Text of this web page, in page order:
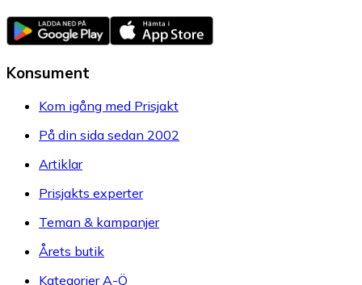
Konsument
Kom igång med Prisjakt
På din sida sedan 2002
Artiklar
Prisjakts experter
Teman & kampanjer
Årets butik
Kategorier A-Ö